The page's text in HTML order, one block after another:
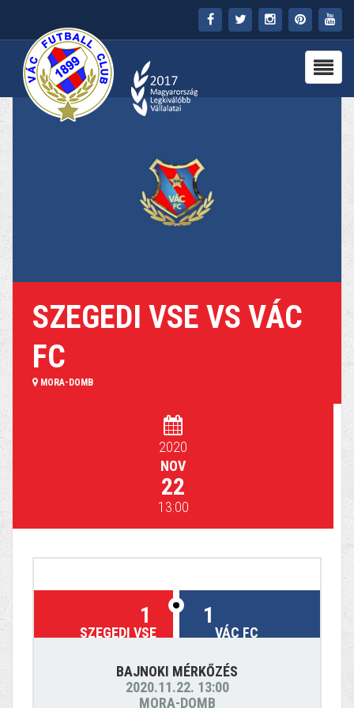
SZEGEDI VSE VS VÁC
FC
MORA-DOMB
2020
NOV
22
13:00
1
SZEGEDI VSE
1
VÁC FC
BAJNOKI MÉRKŐZÉS
2020.11.22. 13:00
MORA-DOMB
FŐOLDAL
KLUB
MÉDIA